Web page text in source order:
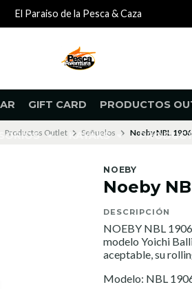
GIFT CARD PRODUCTOS
KAYAKS
El Paraiso de la Pesca & Caza
Productos Outlet Señuelos Noeby NBL
NOEBY
Noeby
DESCRIPCIÓN
NOEBY NBL
modelo Yoichi
aceptable, su
Modelo: NBL